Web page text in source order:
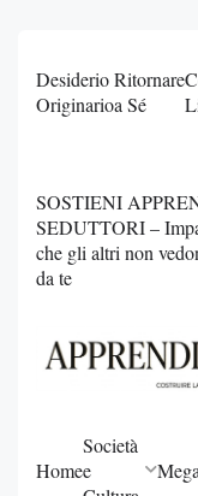
Desiderio
Originario
Ritornare
a Sé
SOSTIENI
SEDUTTORI –
che gli altri non
da te
Home
Società
e
Mega